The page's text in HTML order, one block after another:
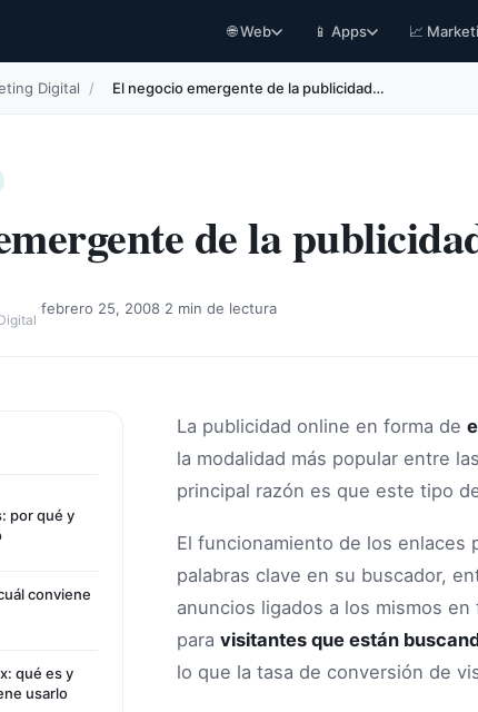
🌐 Web 📱 Apps 📈
Digital / El negocio emergente de la publicidad…
de la
febrero 25, 2008 2 min de lectura
por qué y
conviene
qué es y
usarlo
La publicidad online en forma de
la modalidad más popular entre
principal razón es que este tipo
El funcionamiento de los
palabras clave en su buscador,
anuncios ligados a los mismos
para visitantes que están
lo que la tasa de conversión de